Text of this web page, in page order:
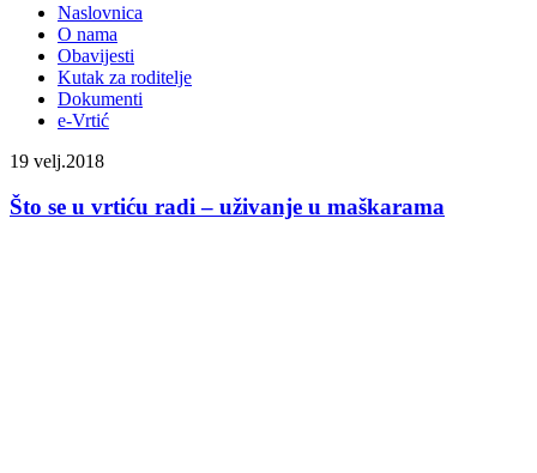
Naslovnica
O nama
Obavijesti
Kutak za roditelje
Dokumenti
e-Vrtić
19 velj.2018
Što se u vrtiću radi – uživanje u maškarama